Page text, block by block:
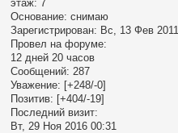
этаж: 7
Основание: снимаю
Зарегистрирован: Вс, 13 Фев 2011
Провел на форуме:
12 дней 20 часов
Сообщений: 287
Уважение: [+248/-0]
Позитив: [+404/-19]
Последний визит:
Вт, 29 Ноя 2016 00:31